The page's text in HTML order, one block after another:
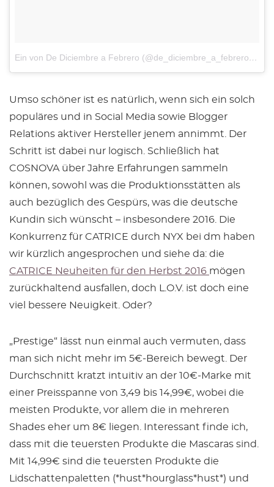
Ein von De Diciembre a Febrero (@de_diciembre_a_febrero) gepostetes Foto
Umso schöner ist es natürlich, wenn sich ein solch
populäres und in Social Media sowie Blogger
Relations aktiver Hersteller jenem annimmt. Der
Schritt ist dabei nur logisch. Schließlich hat
COSNOVA über Jahre Erfahrungen sammeln
können, sowohl was die Produktionsstätten als
auch bezüglich des Gespürs, was die deutsche
Kundin sich wünscht – insbesondere 2016. Die
Konkurrenz für CATRICE durch NYX bei dm haben
wir kürzlich angesprochen und siehe da: die
CATRICE Neuheiten für den Herbst 2016 mögen
zurückhaltend ausfallen, doch L.O.V. ist doch eine
viel bessere Neuigkeit. Oder?
„Prestige“ lässt nun einmal auch vermuten, dass
man sich nicht mehr im 5€-Bereich bewegt. Der
Durchschnitt kratzt intuitiv an der 10€-Marke mit
einer Preisspanne von 3,49 bis 14,99€, wobei die
meisten Produkte, vor allem die in mehreren
Shades eher um 8€ liegen. Interessant finde ich,
dass mit die teuersten Produkte die Mascaras sind.
Mit 14,99€ sind die teuersten Produkte die
Lidschattenpaletten (*hust*hourglass*hust*) und